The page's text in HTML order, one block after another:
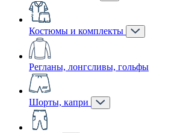
Костюмы и комплекты
Регланы, лонгсливы, гольфы
Шорты, капри